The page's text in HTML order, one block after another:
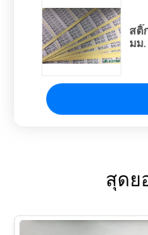
สติ๊
มม.
สุด